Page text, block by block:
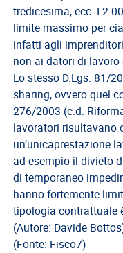
tredicesima, ecc. I
limite massimo per
infatti agli
non ai datori di lavoro
Lo stesso D.Lgs. 81/
sharing, ovvero quel
276/2003 (c.d.
lavoratori risultavano
un’unicaprestazione
ad esempio il divieto
di temporaneo
hanno fortemente
tipologia contrattuale
(Autore: Davide
(Fonte: Fisco7)